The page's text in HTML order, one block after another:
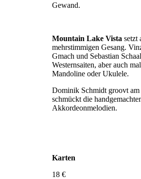
Gewand.
Mountain Lake Vista setzt
mehrstimmigen Gesang.
Gmach und Sebastian
Westernsaiten, aber auch
Mandoline oder Ukulele.
Dominik Schmidt groovt
schmückt die
Akkordeonmelodien.
Karten
18 €